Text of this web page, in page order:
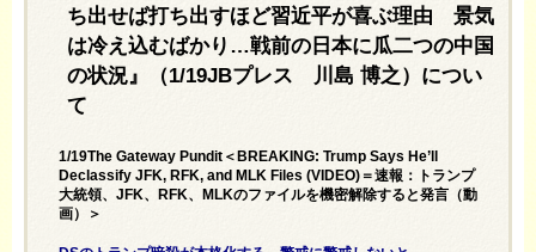
ち出せば打ち出すほど習近平が喜ぶ理由 景気
は冷え込むばかり…戦前の日本に瓜二つの中国
の状況』（1/19JBプレス 川島 博之）につい
て
1/19The Gateway Pundit＜BREAKING: Trump Says He’ll
Declassify JFK, RFK, and MLK Files (VIDEO)＝速報：トランプ
大統領、JFK、RFK、MLKのファイルを機密解除すると発言（動
画）＞